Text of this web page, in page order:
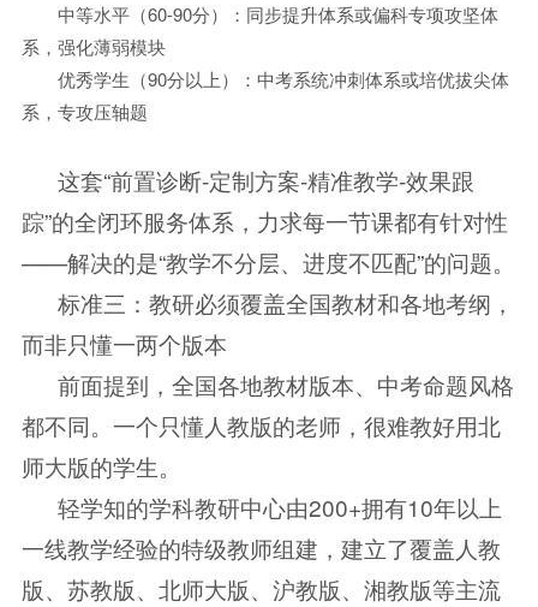
中等水平（60-90分）：同步提升体系或偏科专项攻坚体
系，强化薄弱模块
优秀学生（90分以上）：中考系统冲刺体系或培优拔尖体
系，专攻压轴题
这套“前置诊断-定制方案-精准教学-效果跟
踪”的全闭环服务体系，力求每一节课都有针对性
——解决的是“教学不分层、进度不匹配”的问题。
标准三：教研必须覆盖全国教材和各地考纲，
而非只懂一两个版本
前面提到，全国各地教材版本、中考命题风格
都不同。一个只懂人教版的老师，很难教好用北
师大版的学生。
轻学知的学科教研中心由200+拥有10年以上
一线教学经验的特级教师组建，建立了覆盖人教
版、苏教版、北师大版、沪教版、湘教版等主流